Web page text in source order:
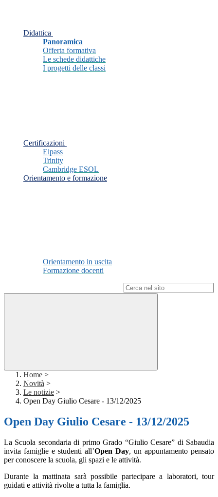
Didattica
Panoramica
Offerta formativa
Le schede didattiche
I progetti delle classi
Certificazioni
Eipass
Trinity
Cambridge ESOL
Orientamento e formazione
Orientamento in uscita
Formazione docenti
Home >
Novità >
Le notizie >
Open Day Giulio Cesare - 13/12/2025
Open Day Giulio Cesare - 13/12/2025
La Scuola secondaria di primo Grado “Giulio Cesare” di Sabaudia
invita famiglie e studenti all’Open Day, un appuntamento pensato
per conoscere la scuola, gli spazi e le attività.
Durante la mattinata sarà possibile partecipare a laboratori, tour
guidati e attività rivolte a tutta la famiglia.